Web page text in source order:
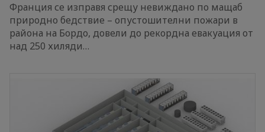
Франция се изправя срещу невиждано по мащаб
природно бедствие – опустошителни пожари в
района на Бордо, довели до рекордна евакуация от
над 250 хиляди…